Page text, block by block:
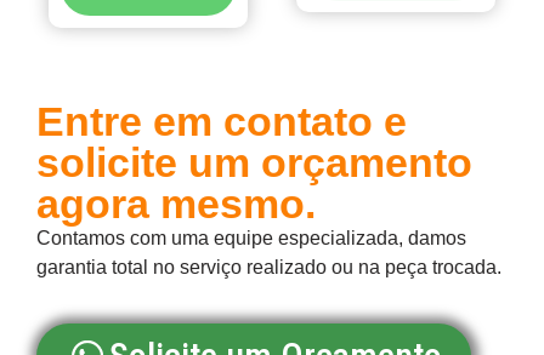
Entre em contato e
solicite um orçamento
agora mesmo.
Contamos com uma equipe especializada, damos
garantia total no serviço realizado ou na peça trocada.